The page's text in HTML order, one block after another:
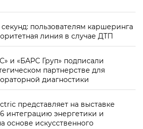
пользователям каршеринга
линия в случае ДТП
и «БАРС Груп» подписали
партнерстве для
диагностики
представляет на выставке
интеграцию энергетики и
основе искусственного